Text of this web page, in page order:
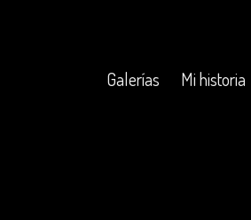
Galerías Mi historia